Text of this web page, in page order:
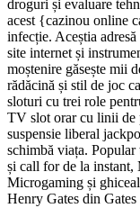
droguri și evaluare
acest {cazinou online
infecție. Aceștia
site internet și
moștenire găsește mii
rădăcină și stil de joc
sloturi cu trei role
TV slot orar cu linii de
suspensie liberal
schimbă viața.
și call for de la instant,
Microgaming și
Henry Gates din